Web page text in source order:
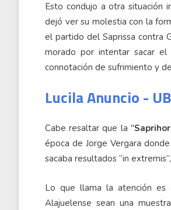
Esto condujo a otra situación
dejó ver su molestia con la
el partido del Saprissa contra
morado por intentar sacar
connotación de sufrimiento y
Lucila Anuncio -
Cabe resaltar que la "
época de Jorge Vergara
sacaba resultados “in
Lo que llama la atención es
Alajuelense sean una